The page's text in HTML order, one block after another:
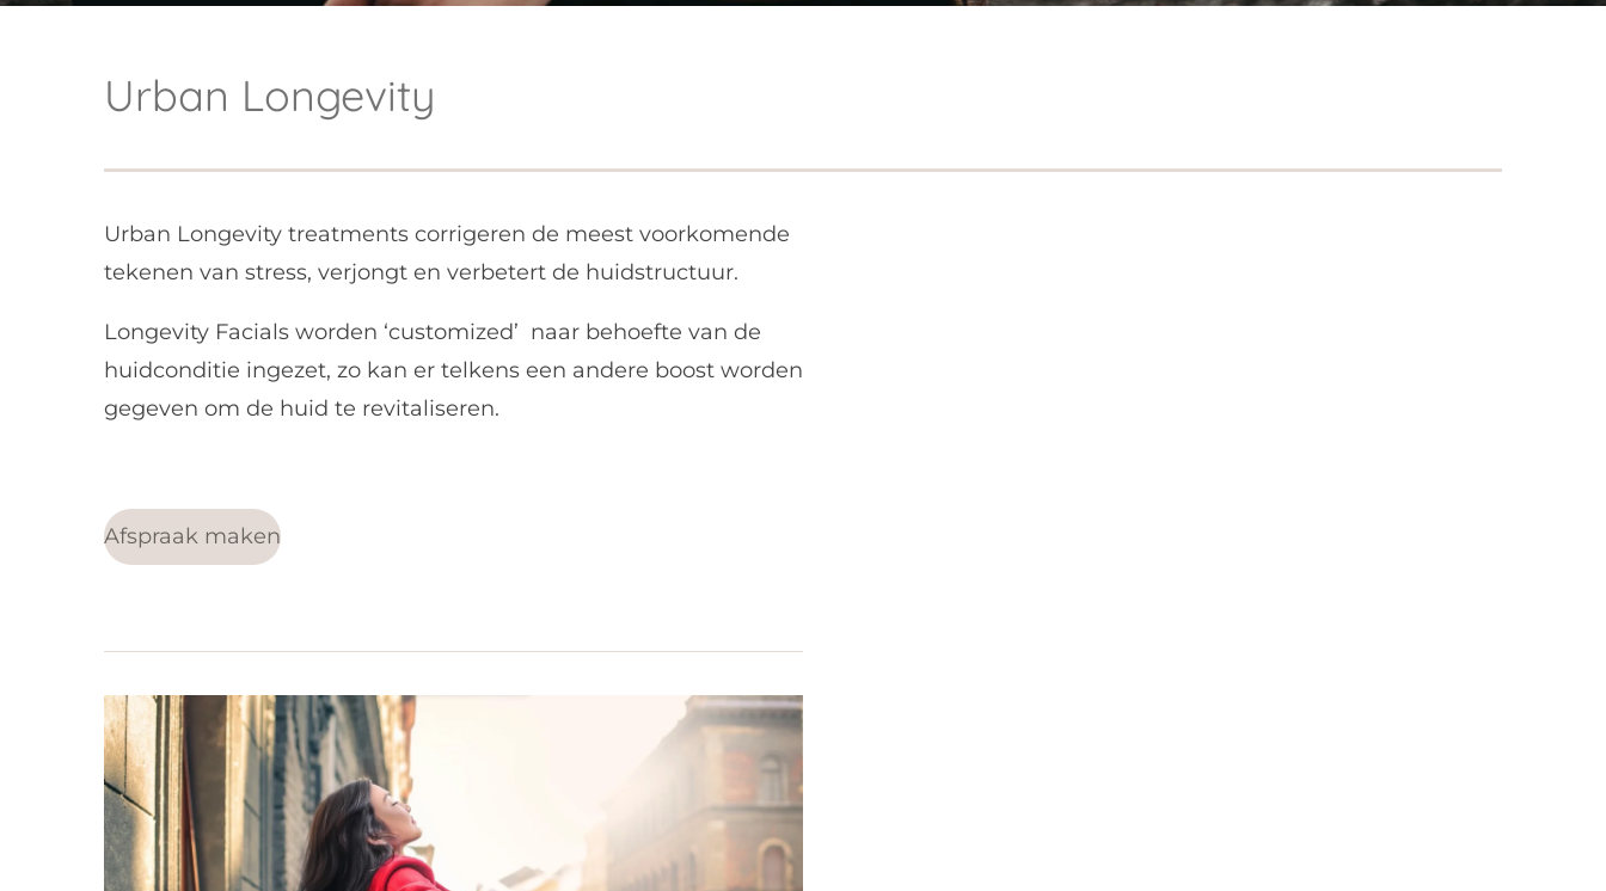
Urban Longevity
Urban Longevity treatments corrigeren de meest voorkomende
tekenen van stress, verjongt en verbetert de huidstructuur.
Longevity Facials worden ‘customized’ naar behoefte van de
huidconditie ingezet, zo kan er telkens een andere boost worden
gegeven om de huid te revitaliseren.
Afspraak maken